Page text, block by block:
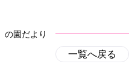
の園だより
一覧へ戻る